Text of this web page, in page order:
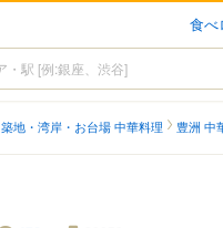
食べ
築地・湾岸・お台場 中華料理 豊洲 中